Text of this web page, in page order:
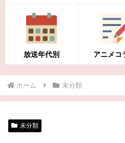
放送年代別 アニメコ
ホーム 未分類
未分類